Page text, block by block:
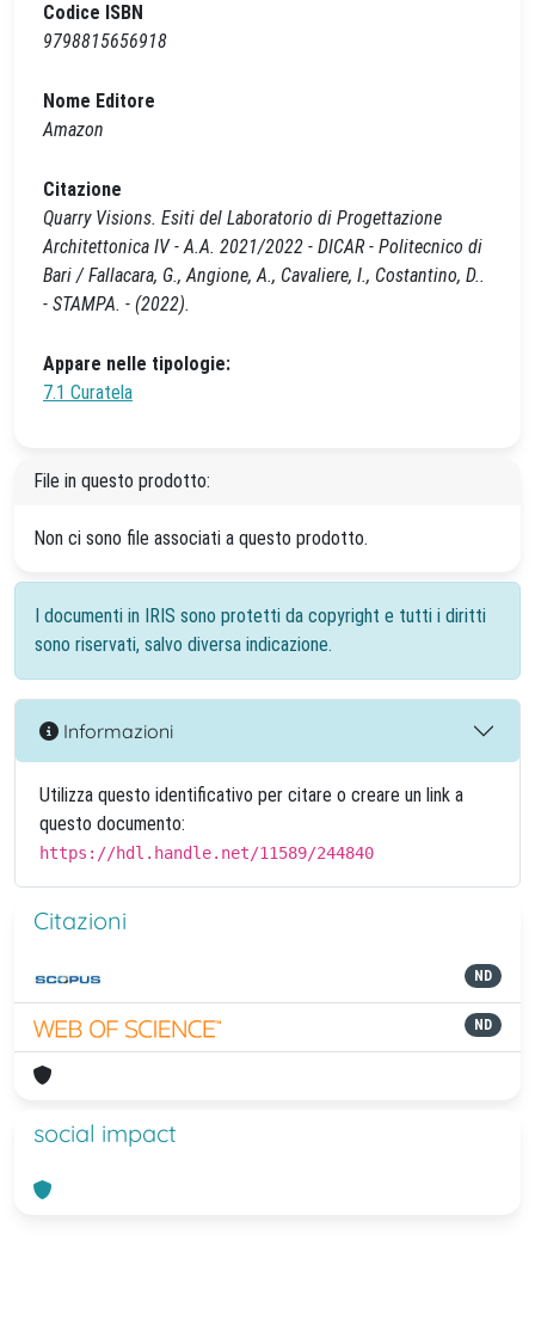
Codice ISBN
9798815656918
Nome Editore
Amazon
Citazione
Quarry Visions. Esiti del Laboratorio di Progettazione
Architettonica IV - A.A. 2021/2022 - DICAR - Politecnico di
Bari / Fallacara, G., Angione, A., Cavaliere, I., Costantino, D..
- STAMPA. - (2022).
Appare nelle tipologie:
7.1 Curatela
File in questo prodotto:
Non ci sono file associati a questo prodotto.
I documenti in IRIS sono protetti da copyright e tutti i diritti
sono riservati, salvo diversa indicazione.
Informazioni
Utilizza questo identificativo per citare o creare un link a
questo documento:
https://hdl.handle.net/11589/244840
Citazioni
ND
ND
social impact